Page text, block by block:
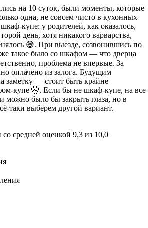
на 10 суток, были моменты, которые
одна, не совсем чисто в кухонных
купе: у родителей, как оказалось,
день, хотя никакого варварства,
😅. При выезде, созвонившись по
такое было со шкафом — что дверца
проблема не впервые. За
оплачено из залога. Будущим
заметку — стоит быть крайне
купе 🤫. Если бы не шкаф-купе, на все
можно было бы закрыть глаза, но в
таки выберем другой вариант.
средней оценкой 9,3 из 10,0